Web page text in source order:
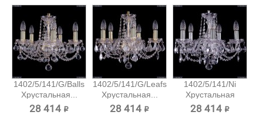
1402/5/141/G/Balls
Хрустальная...
28 414 ₽
1402/5/141/G/Leafs
Хрустальная...
28 414 ₽
1402/5/141/Ni
Хрустальная
подвесная...
28 414 ₽